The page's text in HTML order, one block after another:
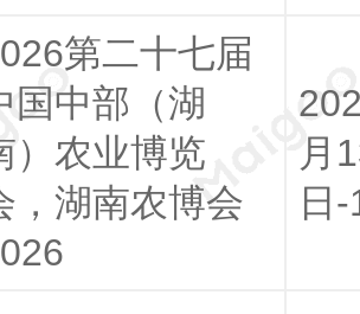
第二十七届
国中部（湖
）农业博览
，湖南农博会
月
日